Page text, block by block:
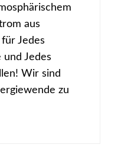
aus
Jedes
und Jedes
Wir sind
zu